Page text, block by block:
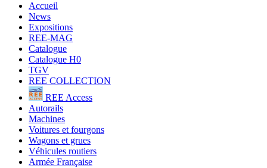
Accueil
News
Expositions
REE-MAG
Catalogue
Catalogue H0
TGV
REE COLLECTION
REE Access
Autorails
Machines
Voitures et fourgons
Wagons et grues
Véhicules routiers
Armée Française